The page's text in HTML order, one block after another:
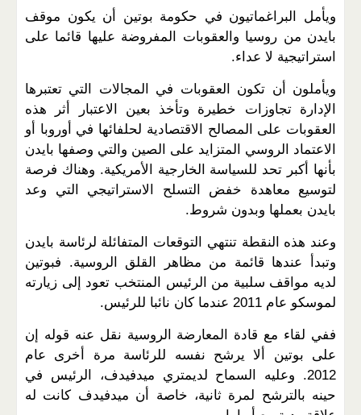
ويأمل البراغماتيون في حكومة بوتين أن يكون موقف
بايدن من روسيا والعقوبات المفروضة عليها قائما على
استراتيجية لا عداء.
ويأملون أن تكون العقوبات في المجالات التي تعتبرها
الإدارة تجاوزات خطيرة وتأخذ بعين الاعتبار أثر هذه
العقوبات على المصالح الاقتصادية لحلفائها في أوروبا أو
الاعتماد الروسي المتزايد على الصين والتي وصفها بايدن
بأنها أكبر تحد للسياسة الخارجية الأمريكية. وهناك فرصة
لتوسيع معاهدة خفض التسلح الاستراتيجي التي وعد
بايدن بعملها وبدون شروط.
وعند هذه النقطة تنتهي التوقعات المتفائلة لرئاسة بايدن
وتبدأ عندها قائمة من مظاهر القلق الروسية. فبوتين
لديه مواقف سلبية من الرئيس المنتخب تعود إلى زيارته
لموسكو عام 2011 عندما كان نائبا للرئيس.
ففي لقاء مع قادة المعارضة الروسية نقل عنه قوله إن
على بوتين ألا يرشح نفسه للرئاسة مرة أخرى عام
2012. وعليه السماح لديمتري ميدفيدف، الرئيس في
حينه بالترشح لمرة ثانية، خاصة أن ميدفيدف كانت له